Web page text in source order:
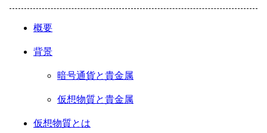
概要
背景
暗号通貨と貴金属
仮想物質と貴金属
仮想物質とは